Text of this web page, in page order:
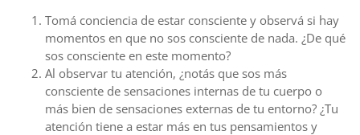
Tomá conciencia de estar consciente y observá si hay
momentos en que no sos consciente de nada. ¿De qué
sos consciente en este momento?
Al observar tu atención, ¿notás que sos más
consciente de sensaciones internas de tu cuerpo o
más bien de sensaciones externas de tu entorno? ¿Tu
atención tiene a estar más en tus pensamientos y